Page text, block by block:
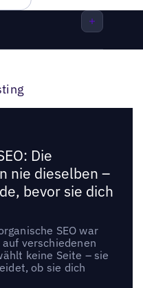
Die
nie dieselben –
bevor sie dich
SEO war
verschiedenen
keine Seite – sie
ob sie dich